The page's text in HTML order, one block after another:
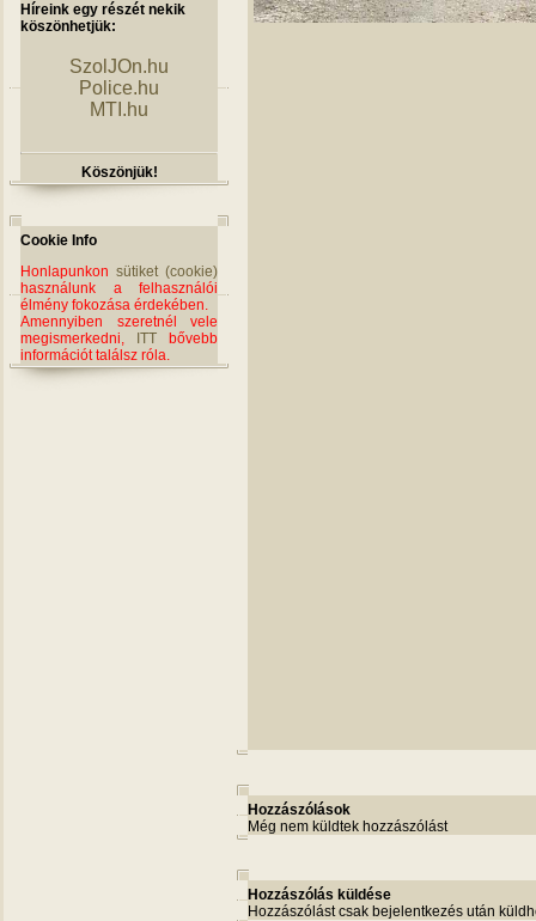
Híreink egy részét nekik
köszönhetjük:
SzolJOn.hu
Police.hu
MTI.hu
Köszönjük!
Cookie Info
Honlapunkon sütiket (cookie)
használunk a felhasználói
élmény fokozása érdekében.
Amennyiben szeretnél vele
megismerkedni,
ITT bővebb
információt találsz róla.
Hozzászólások
Még nem küldtek hozzászólást
Hozzászólás küldése
Hozzászólást csak bejelentkezés után